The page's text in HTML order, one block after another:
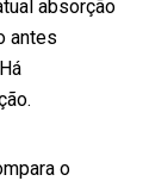
absorção
antes
o